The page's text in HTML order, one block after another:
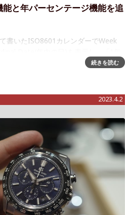
能と年パーセンテージ機能を追
書いたISO8601カレンダーでWeek
過時間」(もうこんなに1年も過ぎた
続きを読む
2023.4.2